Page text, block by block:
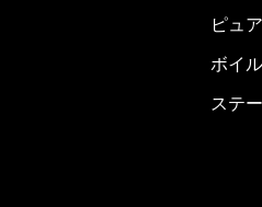
ピュ
ボイ
ステ